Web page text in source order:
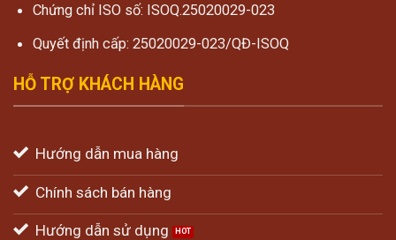
Chứng chỉ ISO số: ISOQ.25020029-023
Quyết định cấp: 25020029-023/QĐ-ISOQ
HỖ TRỢ KHÁCH HÀNG
Hướng dẫn mua hàng
Chính sách bán hàng
Hướng dẫn sử dụng